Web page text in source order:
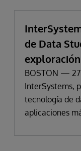
de Data
y la
BOSTON —
InterSystems,
tecnología de
aplicaciones
anunciado